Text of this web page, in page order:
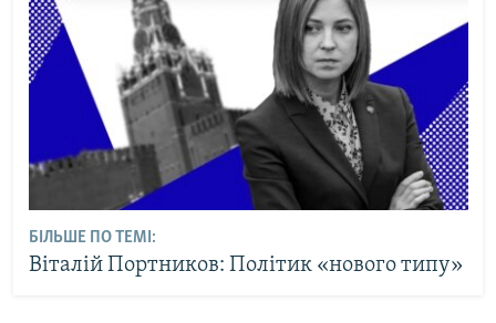
БІЛЬШЕ ПО ТЕМІ:
Віталій Портников: Політик «нового типу»